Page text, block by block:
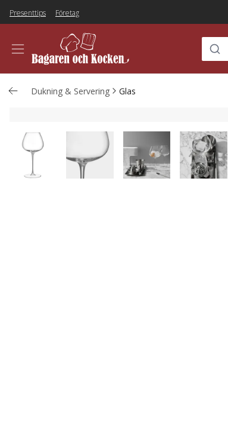
Presenttips Företag
Dukning & Servering Glas
Copa gin & tonic-glas 71 cl 4-pack